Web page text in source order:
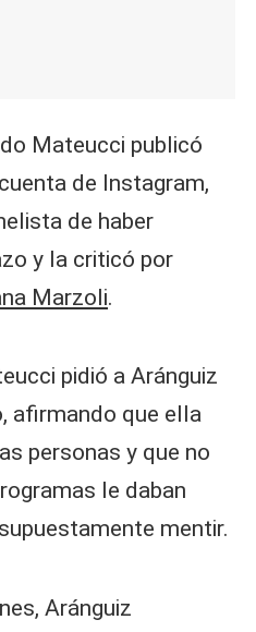
Mateucci publicó
de Instagram,
de haber
y la criticó por
Marzoli.
pidió a Aránguiz
afirmando que ella
personas y que no
le daban
mentir.
Aránguiz